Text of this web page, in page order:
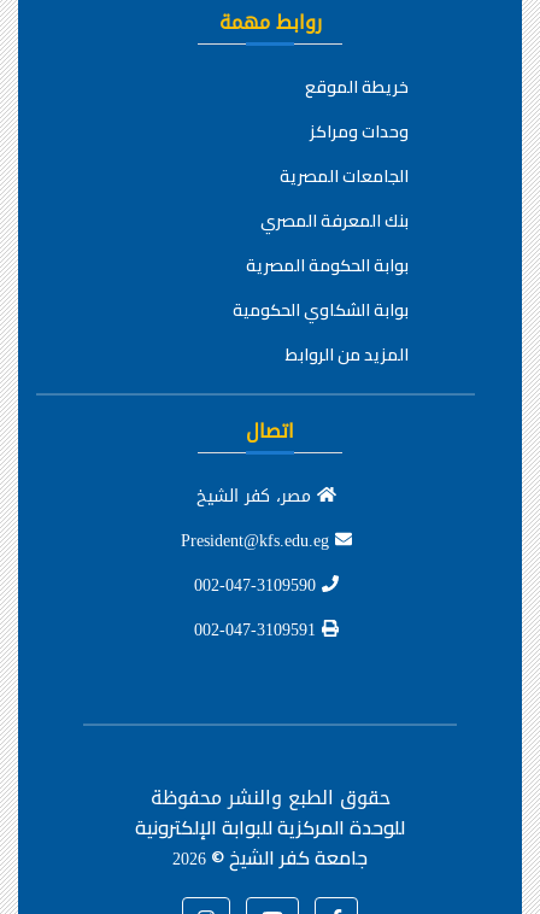
روابط مهمة
خريطة الموقع
وحدات ومراكز
الجامعات المصرية
بنك المعرفة المصري
بوابة الحكومة المصرية
بوابة الشكاوي الحكومية
المزيد من الروابط
اتصال
مصر، كفر الشيخ
حقوق الطبع والنشر محفوظة
للوحدة المركزية للبوابة الإلكترونية
جامعة كفر الشيخ ©2026